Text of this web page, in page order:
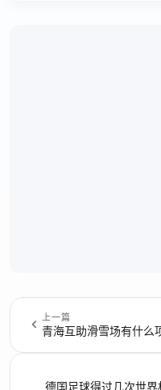
上一篇
青海互助滑雪场有什么
德国足球得过几次世界